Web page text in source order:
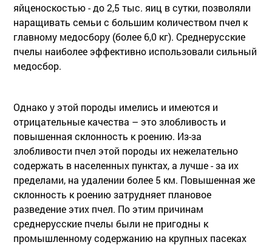
яйценоскостью - до 2,5 тыс. яиц в сутки, позволяли
наращивать семьи с большим количеством пчел к
главному медосбору (более 6,0 кг). Среднерусские
пчелы наиболее эффективно использовали сильный
медосбор.
Однако у этой породы имелись и имеются и
отрицательные качества – это злобливость и
повышенная склонность к роению. Из-за
злобливости пчел этой породы их нежелательно
содержать в населенных пунктах, а лучше - за их
пределами, на удалении более 5 км. Повышенная же
склонность к роению затрудняет плановое
разведение этих пчел. По этим причинам
среднерусские пчелы были не пригодны к
промышленному содержанию на крупных пасеках